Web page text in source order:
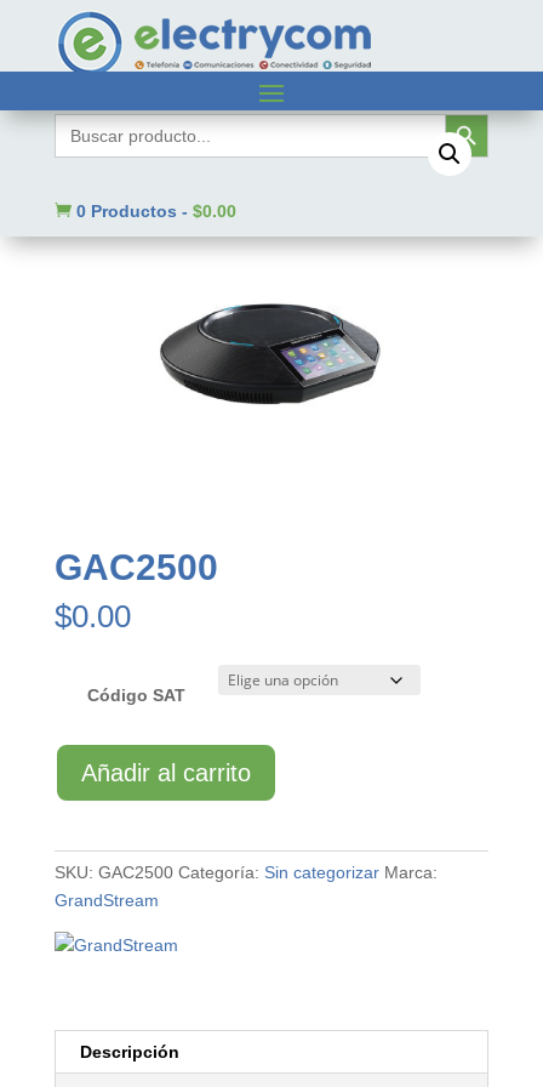
Buscar: Botón de búsqueda
 0 Productos - $0.00
/ GAC2500
GAC2500
$0.00
Código SAT
GAC2500
cantidad
Añadir al carrito
SKU: GAC2500 Categoría: Sin categorizar Marca:
GrandStream
Descripción